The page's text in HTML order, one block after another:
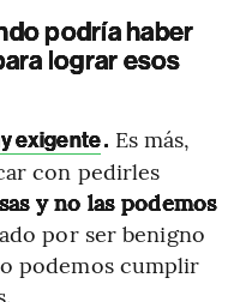
podría haber
lograr esos
exigente. Es más,
con pedirles
y no las podemos
por ser benigno
podemos cumplir